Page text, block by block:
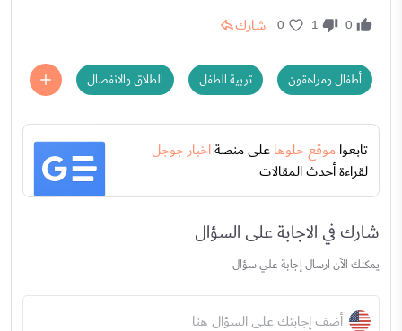
0
1
0 شارك
أطفال ومراهقون تربية الطفل الطلاق والانفصال
تابعواموقع حلوهاعلى منصةاخبار جوجل
لقراءة أحدث المقالات
شارك في الاجابة على السؤال
يمكنك الآن ارسال إجابة علي سؤال
أضف إجابتك على السؤال هنا